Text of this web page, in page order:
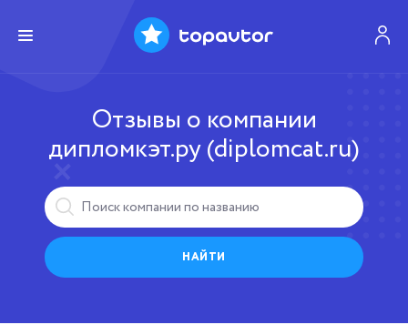
Отзывы о компании
дипломкэт.ру (diplomcat.ru)
НАЙТИ